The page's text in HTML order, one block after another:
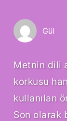
Gül
Metnin dili
korkusu
kullanılan
Son olarak